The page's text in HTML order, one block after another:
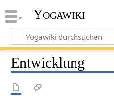
Yogawiki
Entwicklung